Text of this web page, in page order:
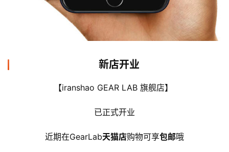
新店开业
【iranshao GEAR LAB 旗舰店】
已正式开业
近期在GearLab天猫店购物可享包邮哦